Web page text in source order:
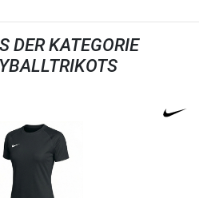
DER KATEGORIE